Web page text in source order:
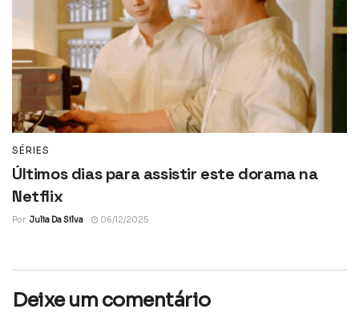
SÉRIES
Últimos dias para assistir este dorama na
Netflix
Por Julia Da Silva 06/12/2025
Deixe um comentário